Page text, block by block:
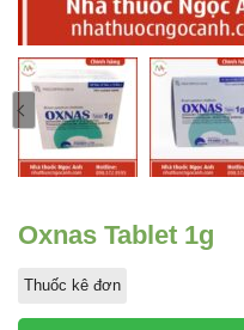
Oxnas Tablet 1g
Thuốc kê đơn